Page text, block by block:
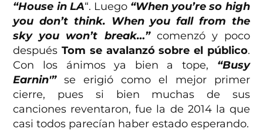
“House in LA“. Luego“When you’re so high
you don’t think. When you fall from the
sky you won’t break…”comenzó y poco
después Tom se avalanzó sobre el público.
Con los ánimos ya bien a tope, “Busy
Earnin'”se erigió como el mejor primer
cierre, pues si bien muchas de sus
canciones reventaron, fue la de 2014 la que
casi todos parecían haber estado esperando.